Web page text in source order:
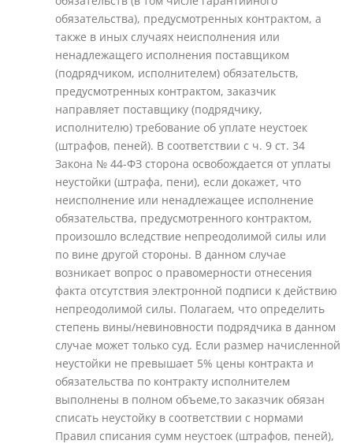
обязательства), предусмотренных контрактом, а
также в иных случаях неисполнения или
ненадлежащего исполнения поставщиком
(подрядчиком, исполнителем) обязательств,
предусмотренных контрактом, заказчик
направляет поставщику (подрядчику,
исполнителю) требование об уплате неустоек
(штрафов, пеней). В соответствии с ч. 9 ст. 34
Закона № 44-ФЗ сторона освобождается от уплаты
неустойки (штрафа, пени), если докажет, что
неисполнение или ненадлежащее исполнение
обязательства, предусмотренного контрактом,
произошло вследствие непреодолимой силы или
по вине другой стороны. В данном случае
возникает вопрос о правомерности отнесения
факта отсутствия электронной подписи к действию
непреодолимой силы. Полагаем, что определить
степень вины/невиновности подрядчика в данном
случае может только суд. Если размер начисленной
неустойки не превышает 5% цены контракта и
обязательства по контракту исполнителем
выполнены в полном объеме,то заказчик обязан
списать неустойку в соответствии с нормами
Правил списания сумм неустоек (штрафов, пеней),